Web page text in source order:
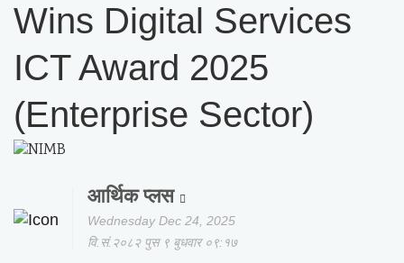
Wins Digital Services
ICT Award 2025
(Enterprise Sector)
आर्थिक प्लस
Wednesday Dec 24, 2025
वि.सं.२०८२ पुस ९ बुधवार ०९:१७